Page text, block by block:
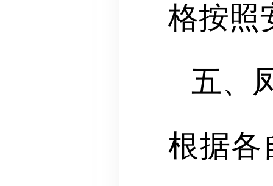
格按照
五、
根据各